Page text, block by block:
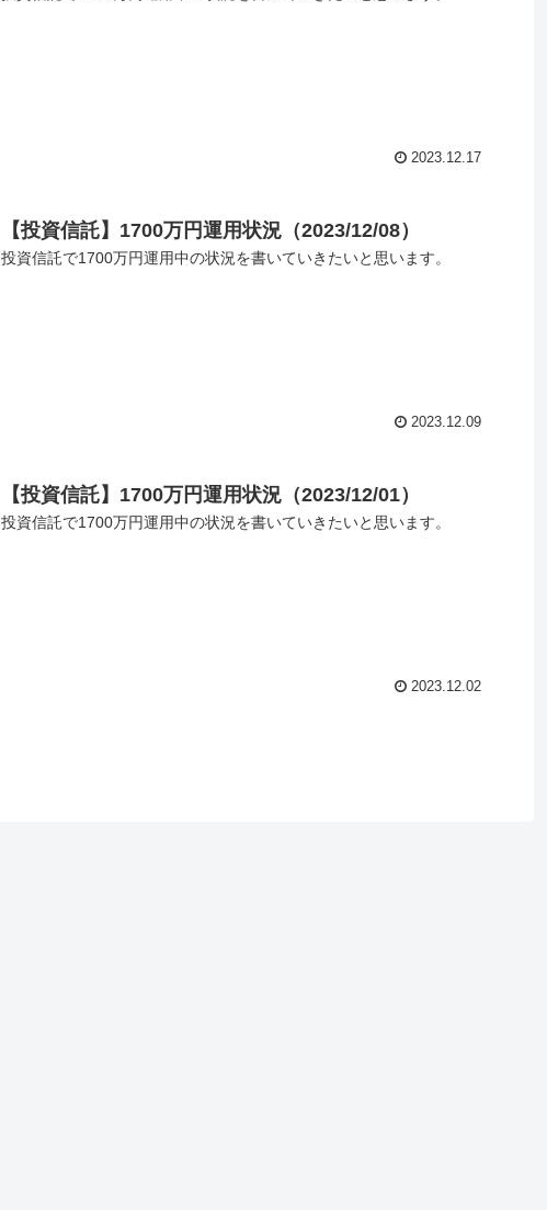
2023.12.17
【投資信託】1700万円運用状況（2023/12/08）
投資信託で1700万円運用中の状況を書いていきたいと思います。
2023.12.09
【投資信託】1700万円運用状況（2023/12/01）
投資信託で1700万円運用中の状況を書いていきたいと思います。
2023.12.02